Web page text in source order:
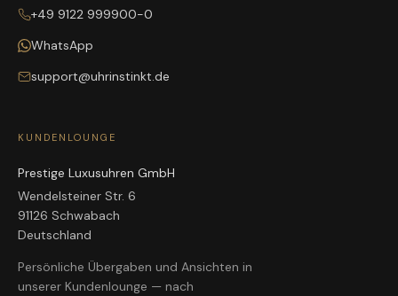
+49 9122 999900-0
WhatsApp
support@uhrinstinkt.de
KUNDENLOUNGE
Prestige Luxusuhren GmbH
Wendelsteiner Str. 6
91126 Schwabach
Deutschland
Persönliche Übergaben und Ansichten in
unserer Kundenlounge — nach